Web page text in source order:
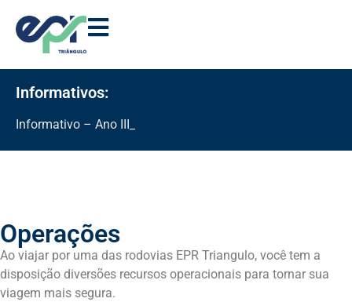
Informativos:
Informativo – Ano III – Ediç
Operações
Ao viajar por uma das rodovias EPR Triangulo, você tem a
disposição diversões recursos operacionais para tornar sua
viagem mais segura.